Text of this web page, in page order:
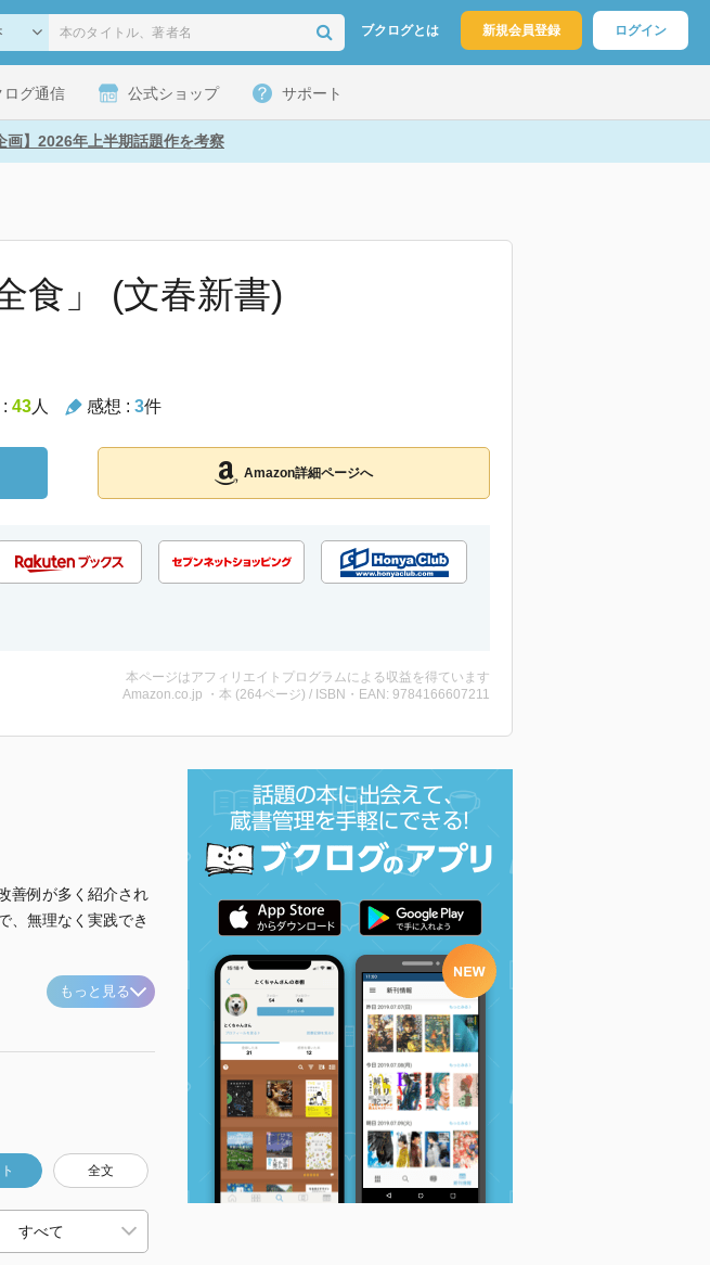
ブクログとは 新規会員登録 ログイン
ログ通信 公式ショップ サポート
画】2026年上半期話題作を考察
食」 (文春新書)
43人 感想 : 3件
Amazon詳細ページへ
本ページはアフィリエイトプログラムによる収益を得ています
Amazon.co.jp ・本 (264ページ) / ISBN・EAN: 9784166607211
善例が多く紹介され
、無理なく実践でき
もっと見る
全文